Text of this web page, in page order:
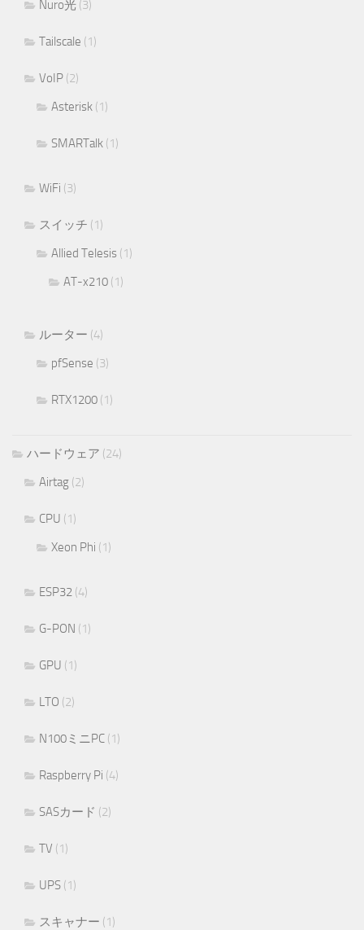
Nuro光 (3)
Tailscale (1)
VoIP (2)
Asterisk (1)
SMARTalk (1)
WiFi (3)
スイッチ (1)
Allied Telesis (1)
AT-x210 (1)
ルーター (4)
pfSense (3)
RTX1200 (1)
ハードウェア (24)
Airtag (2)
CPU (1)
Xeon Phi (1)
ESP32 (4)
G-PON (1)
GPU (1)
LTO (2)
N100ミニPC (1)
Raspberry Pi (4)
SASカード (2)
TV (1)
UPS (1)
スキャナー (1)